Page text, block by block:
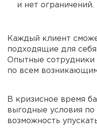
и нет ограничений.
Каждый клиент
подходящие для
Опытные сотрудники
по всем
В кризисное время
выгодные условия
возможность